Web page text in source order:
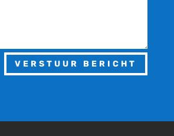
VERSTUUR BERICHT